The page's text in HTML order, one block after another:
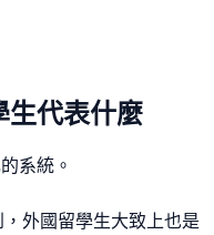
生代表什麼
系統。
外國留學生大致上也是